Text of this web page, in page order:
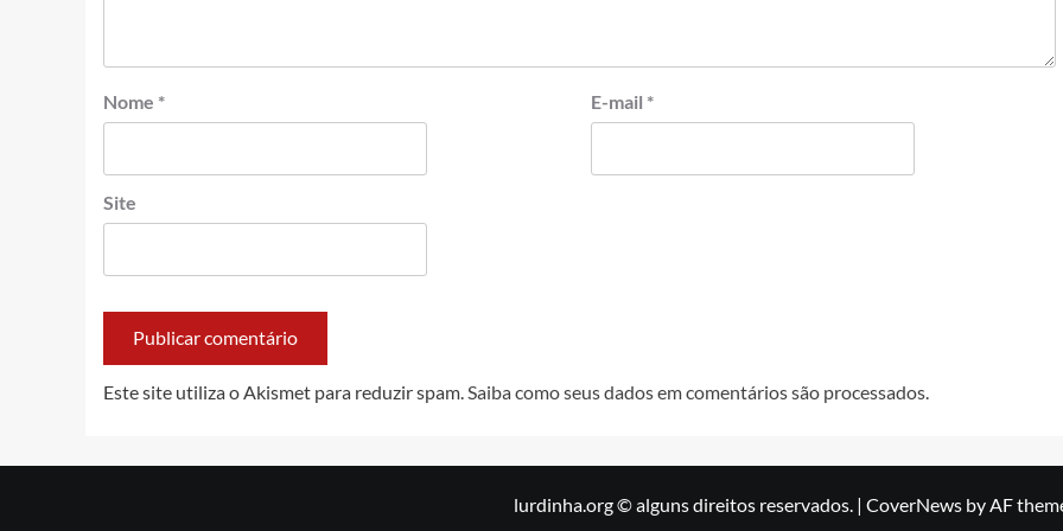
Nome * E-mail *
Site
Este site utiliza o Akismet para reduzir spam.Saiba como seus dados em comentários são processados.
lurdinha.org © alguns direitos reservados. | CoverNews by AF